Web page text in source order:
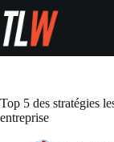
au
contenu
Top 5 des stratégies
entreprise